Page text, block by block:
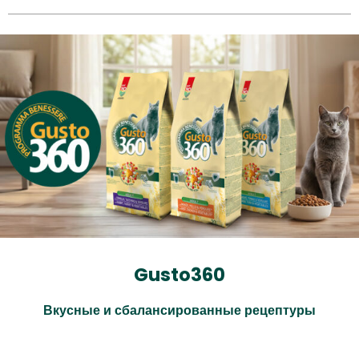
Gusto360
Вкусные и сбалансированные рецептуры